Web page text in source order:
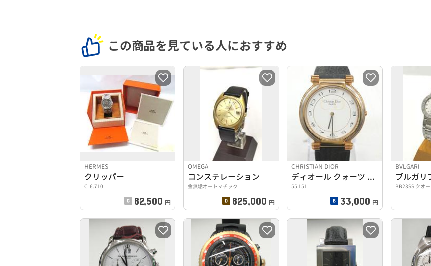
この商品を見ている人におすすめ
HERMES
クリッパー
CL6.710
82,500 円
OMEGA
コンステレーション
金無垢オートマチック
825,000 円
CHRISTIAN DIOR
ディオール クォーツ 稼働品 本体のみ
55 151
33,000 円
BVLGARI
BB23SS クオー